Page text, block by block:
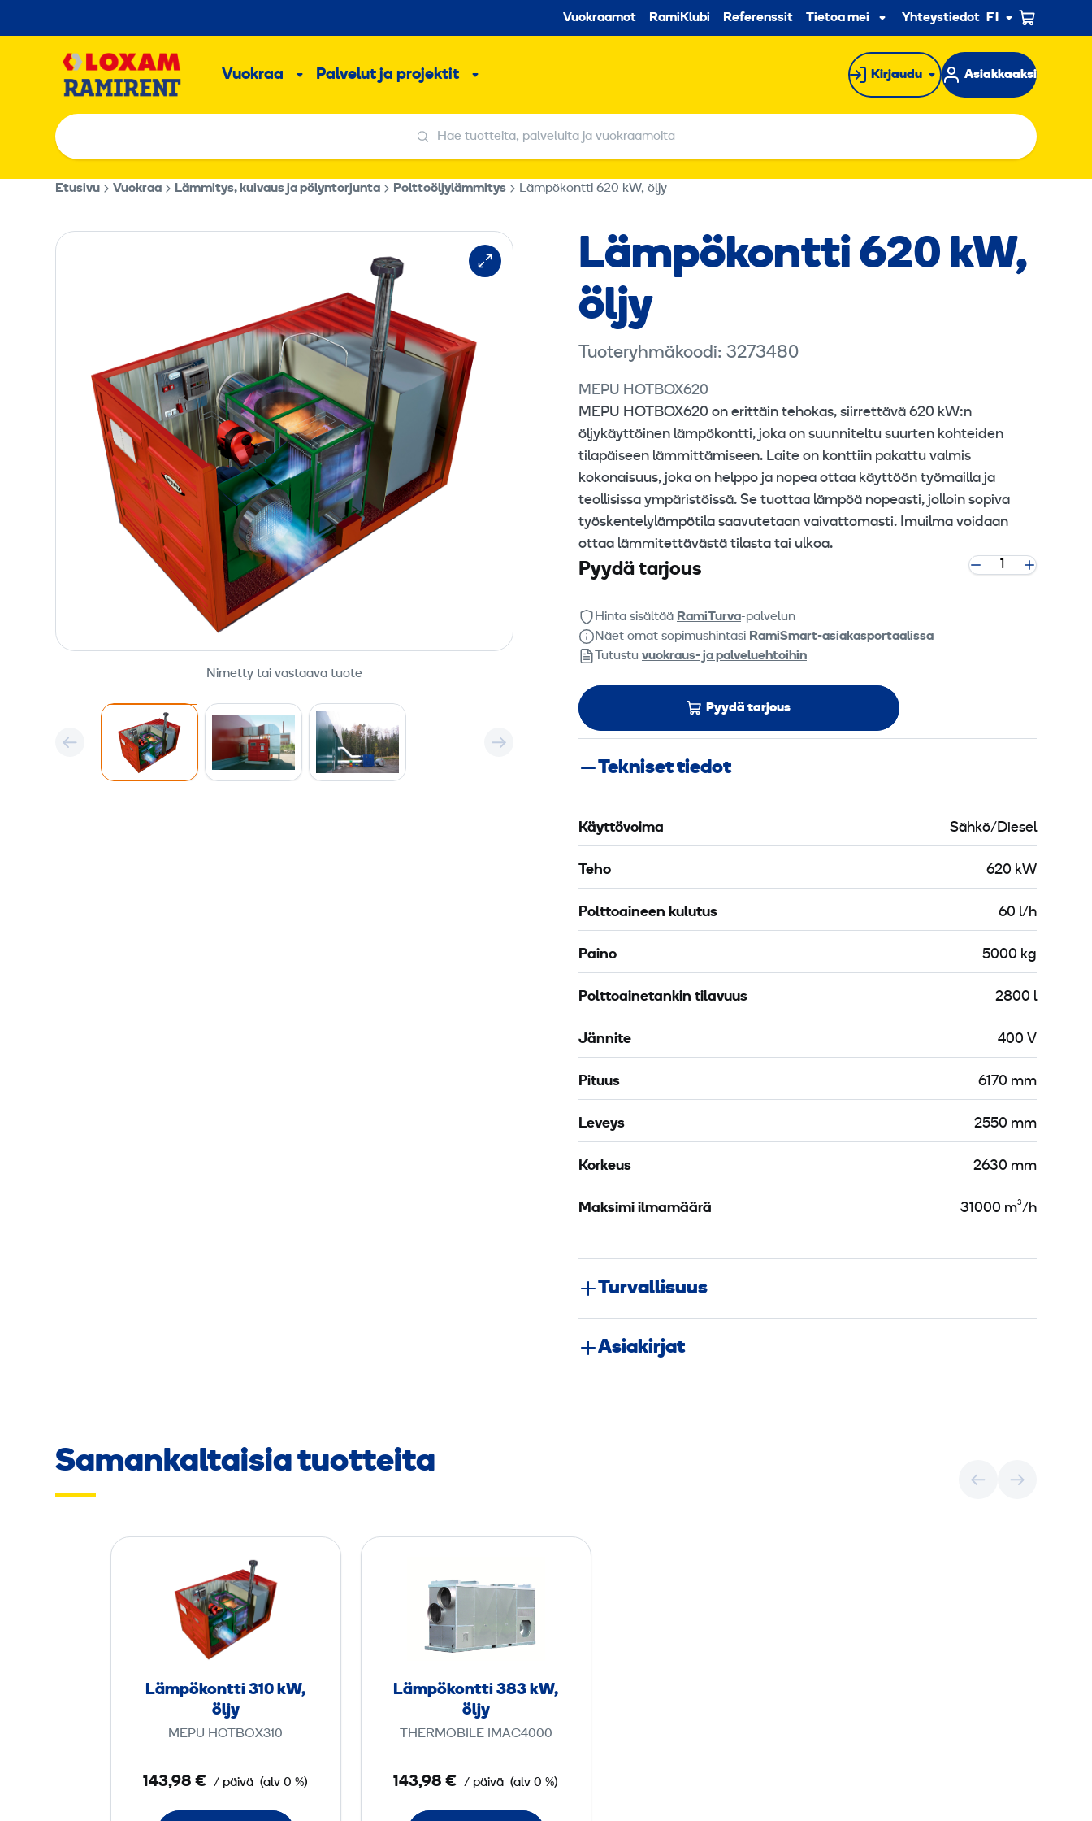
sisältöön
Toissijainen
Vuokraamot RamiKlubi Referenssit Tietoa meistäAlavalikko
Yhteystiedot FI
Vuokraa Alavalikko
Palvelut ja projektit Alavalikko Kirjaudu Asiakkaaksi
Hae tuotteita, palveluita ja vuokraamoita
Hae tuotteita, palveluita ja vuokraamoita
Etusivu Vuokraa Lämmitys, kuivaus ja pölyntorjunta Polttoöljylämmitys Lämpökontti 620 kW, öljy
Nimetty tai vastaava tuote
Lämpö­kontti 620 kW,
öljy
Tuoteryhmäkoodi: 3273480
MEPU HOTBOX620
MEPU HOTBOX620 on erittäin tehokas, siirrettävä 620 kW:n
öljykäyttöinen lämpökontti, joka on suunniteltu suurten kohteiden
tilapäiseen lämmittämiseen. Laite on konttiin pakattu valmis
kokonaisuus, joka on helppo ja nopea ottaa käyttöön työmailla ja
teollisissa ympäristöissä. Se tuottaa lämpöä nopeasti, jolloin sopiva
työskentelylämpötila saavutetaan vaivattomasti. Imuilma voidaan
ottaa lämmitettävästä tilasta tai ulkoa.
Pyydä tarjous
Hinta sisältää RamiTurva-palvelun
Näet omat sopimushintasi RamiSmart-asiakasportaalissa
Tutustu vuokraus- ja palveluehtoihin
Pyydä tarjous
Tekniset tiedot
Käyttövoima Sähkö/Diesel
Teho 620 kW
Polttoaineen kulutus 60 l/h
Paino 5000 kg
Polttoainetankin tilavuus 2800 l
Jännite 400 V
Pituus 6170 mm
Leveys 2550 mm
Korkeus 2630 mm
Maksimi ilmamäärä 31000 m³/h
Turvallisuus
Asiakirjat
Samankaltaisia tuotteita
ä
m
p
ö
o
n
i
3
Lämpö­kontti 310 kW,
öljy
MEPU HOTBOX310
143,98 € / päivä (alv 0 %)
m
o
n
i
3
Lämpö­kontti 383 kW,
öljy
THERMOBILE IMAC4000
143,98 € / päivä (alv 0 %)